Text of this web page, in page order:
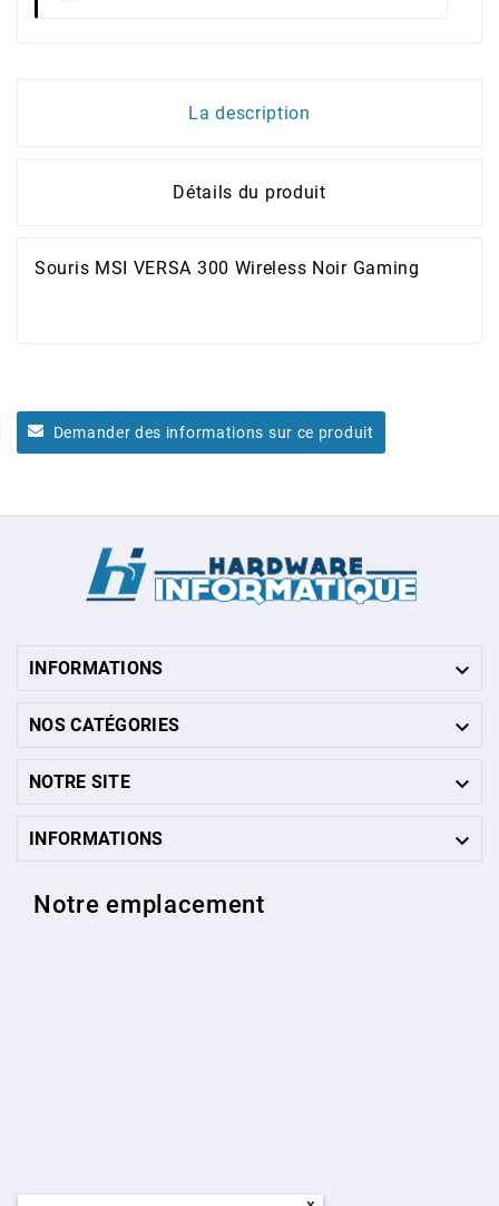
La description
Détails du produit
Souris MSI VERSA 300 Wireless Noir Gaming
Demander des informations sur ce produit
INFORMATIONS 
NOS CATÉGORIES 
NOTRE SITE 
INFORMATIONS 
Notre emplacement